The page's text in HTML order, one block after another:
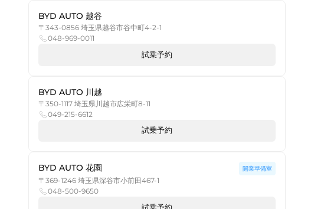
BYD AUTO 越谷
〒343-0856 埼玉県越谷市谷中町4-2-1
048-969-0011
試乗予約
BYD AUTO 川越
〒350-1117 埼玉県川越市広栄町8-11
049-215-6612
試乗予約
BYD AUTO 花園 開業準備室
〒369-1246 埼玉県深谷市小前田467-1
048-500-9650
試乗予約